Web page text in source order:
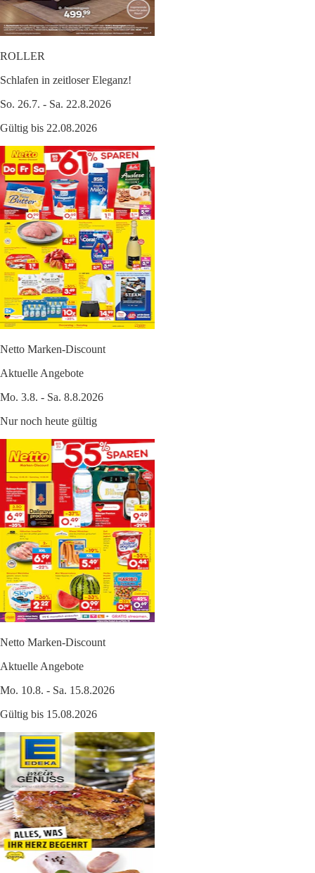
ROLLER
Schlafen in zeitloser Eleganz!
So. 26.7. - Sa. 22.8.2026
Gültig bis 22.08.2026
Netto Marken-Discount
Aktuelle Angebote
Mo. 3.8. - Sa. 8.8.2026
Nur noch heute gültig
Netto Marken-Discount
Aktuelle Angebote
Mo. 10.8. - Sa. 15.8.2026
Gültig bis 15.08.2026